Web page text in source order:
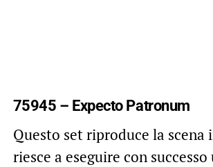
75945 – Expecto Patronum
Questo set riproduce la scena
riesce a eseguire con successo